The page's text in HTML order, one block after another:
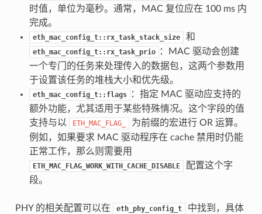
时值，单位为毫秒。通常，MAC 复位应在 100 ms 内
完成。
eth_mac_config_t::rx_task_stack_size 和
eth_mac_config_t::rx_task_prio
：MAC 驱动会创建
一个专门的任务来处理传入的数据包，这两个参数用
于设置该任务的堆栈大小和优先级。
eth_mac_config_t::flags
：指定 MAC 驱动应支持的
额外功能，尤其适用于某些特殊情况。这个字段的值
支持与以
ETH_MAC_FLAG_
为前缀的宏进行 OR 运算。
例如，如果要求 MAC 驱动程序在 cache 禁用时仍能
正常工作，那么则需要用
ETH_MAC_FLAG_WORK_WITH_CACHE_DISABLE
配置这个字
段。
PHY 的相关配置可以在 eth_phy_config_t
中找到，具体